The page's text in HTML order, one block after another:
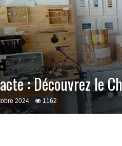
: Découvrez le
2024 1162